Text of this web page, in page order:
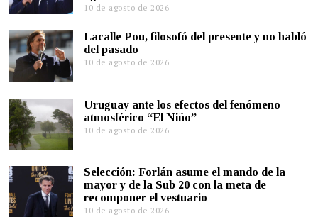
10 de agosto de 2026
Lacalle Pou, filosofó del presente y no habló
del pasado
10 de agosto de 2026
Uruguay ante los efectos del fenómeno
atmosférico “El Niño”
10 de agosto de 2026
Selección: Forlán asume el mando de la
mayor y de la Sub 20 con la meta de
recomponer el vestuario
10 de agosto de 2026